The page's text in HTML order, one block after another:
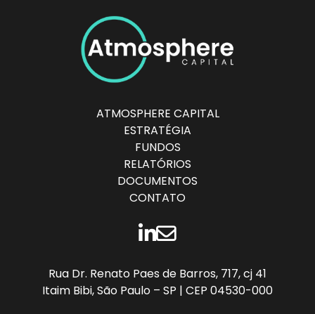
ATMOSPHERE CAPITAL
ESTRATÉGIA
FUNDOS
RELATÓRIOS
DOCUMENTOS
CONTATO
LINKEDIN
CONTATO
Rua Dr. Renato Paes de Barros, 717, cj 41
Itaim Bibi, São Paulo – SP | CEP 04530-000